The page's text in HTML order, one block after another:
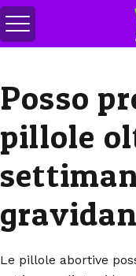
Attiva/disattiva
menu
Posso
pillole
Le pillole abortive